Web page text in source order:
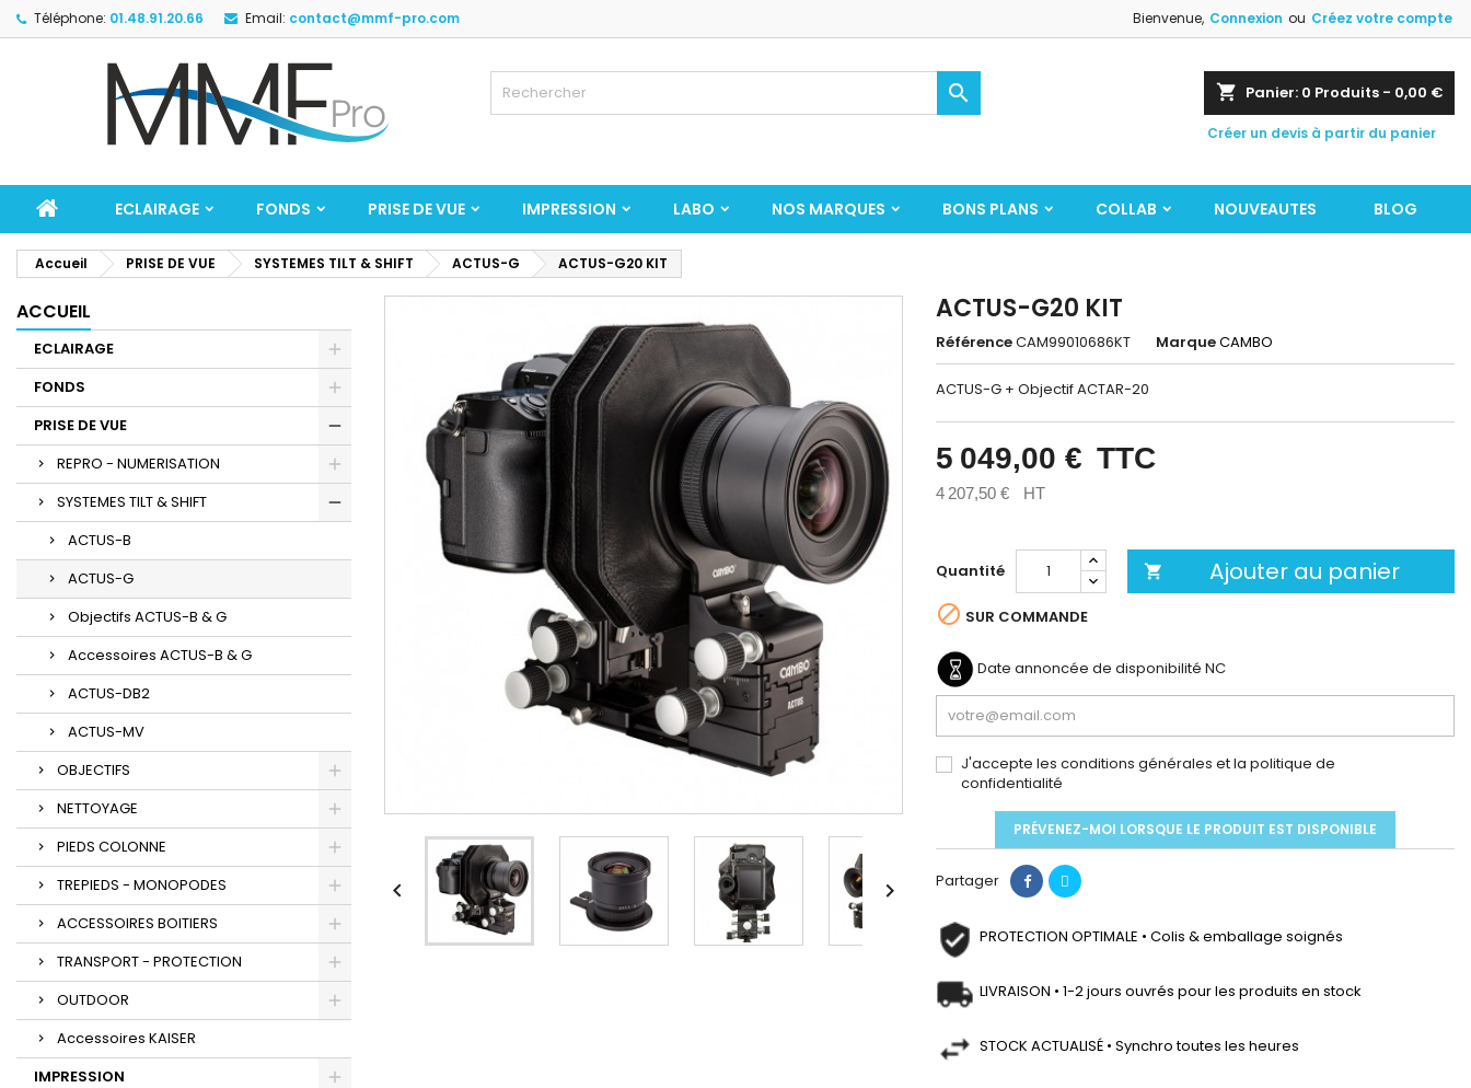
Téléphone: 01.48.91.20.66 Email: contact@mmf-pro.com Bienvenue, Connexion ou Créez votre compte
shopping_cart Panier: 0 Produits - 0,00 €
Créer un devis à partir du panier

ECLAIRAGE FONDS PRISE DE VUE IMPRESSION LABO NOS MARQUES BONS PLANS COLLAB NOUVEAUTES BLOG
Accueil PRISE DE VUE SYSTEMES TILT & SHIFT ACTUS-G ACTUS-G20 KIT
ACCUEIL
ECLAIRAGE
FONDS
PRISE DE VUE
REPRO - NUMERISATION
SYSTEMES TILT & SHIFT
ACTUS-B
ACTUS-G
Objectifs ACTUS-B & G
Accessoires ACTUS-B & G
ACTUS-DB2
ACTUS-MV
OBJECTIFS
NETTOYAGE
PIEDS COLONNE
TREPIEDS - MONOPODES
ACCESSOIRES BOITIERS
TRANSPORT - PROTECTION
OUTDOOR
Accessoires KAISER
IMPRESSION
 
ACTUS-G20 KIT
RéférenceCAM99010686KT MarqueCAMBO
ACTUS-G + Objectif ACTAR-20
5 049,00 € TTC
4 207,50 € HT
Quantité  Ajouter au panier
 SUR COMMANDE
Date annoncée de disponibilité NC
J'accepte les conditions générales et la politique de
confidentialité
PRÉVENEZ-MOI LORSQUE LE PRODUIT EST DISPONIBLE
Partager
PROTECTION OPTIMALE • Colis & emballage soignés
LIVRAISON • 1-2 jours ouvrés pour les produits en stock
STOCK ACTUALISÉ • Synchro toutes les heures